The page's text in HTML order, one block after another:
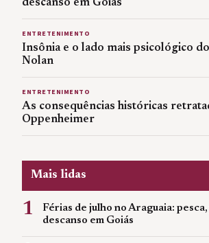
descanso em Goiás
ENTRETENIMENTO
Insônia e o lado mais psicológico
Nolan
ENTRETENIMENTO
As consequências históricas
Oppenheimer
Mais lidas
1
Férias de julho no Araguaia:
descanso em Goiás